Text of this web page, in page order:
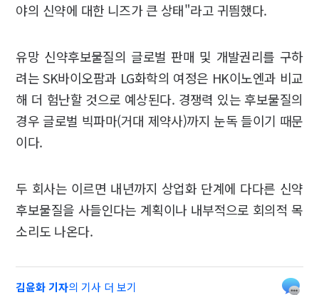
야의 신약에 대한 니즈가 큰 상태"라고 귀띔했다.
유망 신약후보물질의 글로벌 판매 및 개발권리를 구하
려는 SK바이오팜과 LG화학의 여정은 HK이노엔과 비교
해 더 험난할 것으로 예상된다. 경쟁력 있는 후보물질의
경우 글로벌 빅파마(거대 제약사)까지 눈독 들이기 때문
이다.
두 회사는 이르면 내년까지 상업화 단계에 다다른 신약
후보물질을 사들인다는 계획이나 내부적으로 회의적 목
소리도 나온다.
김윤화 기자의 기사 더 보기